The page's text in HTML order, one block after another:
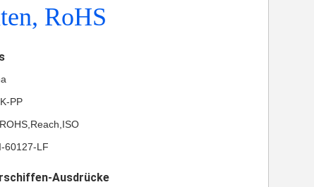
RoHS
PP
60127-LF
Ausdrücke